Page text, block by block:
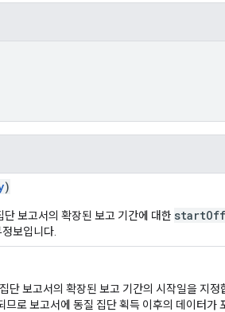
)
단 보고서의 확장된 보고 기간에 대한
보입니다.
단 보고서의 확장된 보고 기간의 시작일을 지정
므로 보고서에 동질 집단 획득 이후의 데이터가